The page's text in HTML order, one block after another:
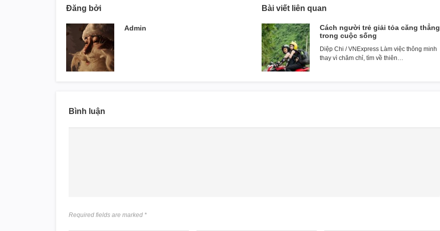
Đăng bởi
Admin
Bài viết liên quan
Cách người trẻ giải tỏa căng thẳng
trong cuộc sống
Diệp Chi / VNExpress Làm việc thông minh
thay vì chăm chỉ, tìm về thiên…
Bình luận
Required fields are marked *